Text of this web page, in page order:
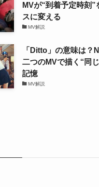
MVが“到着予定時刻”
スに変える
MV解説
「Ditto」の意味は？
二つのMVで描く“同
記憶
MV解説